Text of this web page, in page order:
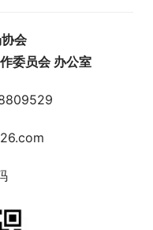
会
委员会 办公室